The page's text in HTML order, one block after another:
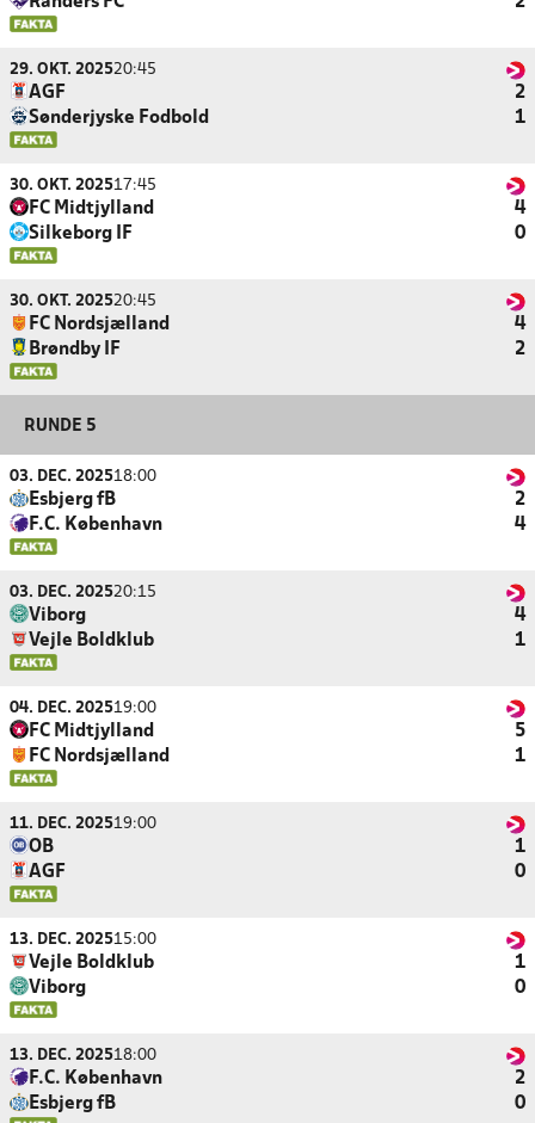
29. OKT. 202520:45
AGF
2
Sønderjyske Fodbold
1
30. OKT. 202517:45
FC Midtjylland
4
Silkeborg IF
0
30. OKT. 202520:45
FC Nordsjælland
4
Brøndby IF
2
RUNDE 5
03. DEC. 202518:00
Esbjerg fB
2
F.C. København
4
03. DEC. 202520:15
Viborg
4
Vejle Boldklub
1
04. DEC. 202519:00
FC Midtjylland
5
FC Nordsjælland
1
11. DEC. 202519:00
OB
1
AGF
0
13. DEC. 202515:00
Vejle Boldklub
1
Viborg
0
13. DEC. 202518:00
F.C. København
2
Esbjerg fB
0